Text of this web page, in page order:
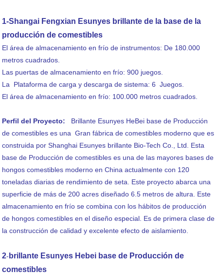
1-Shangai Fengxian Esunyes brillante de la base de la
producción de comestibles
El área de almacenamiento en frío de instrumentos: De 180.000
metros cuadrados.
Las puertas de almacenamiento en frío: 900 juegos.
La Plataforma de carga y descarga de sistema: 6 Juegos.
El área de almacenamiento en frío: 100.000 metros cuadrados.
Perfil del Proyecto:
Brillante Esunyes HeBei base de Producción
de comestibles es una Gran fábrica de comestibles moderno que es
construida por Shanghai Esunyes brillante Bio-Tech Co., Ltd. Esta
base de Producción de comestibles es una de las mayores bases de
hongos comestibles moderno en China actualmente con 120
toneladas diarias de rendimiento de seta. Este proyecto abarca una
superficie de más de 200 acres diseñado 6.5 metros de altura. Este
almacenamiento en frío se combina con los hábitos de producción
de hongos comestibles en el diseño especial. Es de primera clase de
la construcción de calidad y excelente efecto de aislamiento.
2- brillante Esunyes Hebei base de Producción de
comestibles